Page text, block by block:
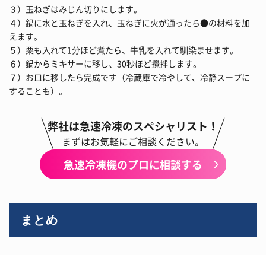
３）玉ねぎはみじん切りにします。
４）鍋に水と玉ねぎを入れ、玉ねぎに火が通ったら●の材料を加
えます。
５）栗も入れて1分ほど煮たら、牛乳を入れて馴染ませます。
６）鍋からミキサーに移し、30秒ほど攪拌します。
７）お皿に移したら完成です（冷蔵庫で冷やして、冷静スープに
することも）。
弊社は急速冷凍のスペシャリスト！
まずはお気軽にご相談ください。
急速冷凍機のプロに相談する
まとめ